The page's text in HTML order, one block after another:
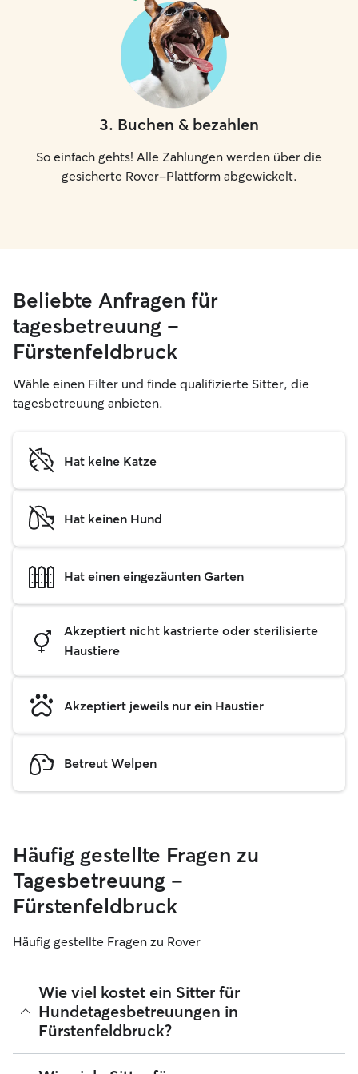
3. Buchen & bezahlen
So einfach gehts! Alle Zahlungen werden über die
gesicherte Rover-Plattform abgewickelt.
Beliebte Anfragen für
tagesbetreuung –
Fürstenfeldbruck
Wähle einen Filter und finde qualifizierte Sitter, die
tagesbetreuung anbieten.
Hat keine Katze
Hat keinen Hund
Hat einen eingezäunten Garten
Akzeptiert nicht kastrierte oder sterilisierte
Haustiere
Akzeptiert jeweils nur ein Haustier
Betreut Welpen
Häufig gestellte Fragen zu
Tagesbetreuung –
Fürstenfeldbruck
Häufig gestellte Fragen zu Rover
Wie viel kostet ein Sitter für
Hundetagesbetreuungen in
Fürstenfeldbruck?